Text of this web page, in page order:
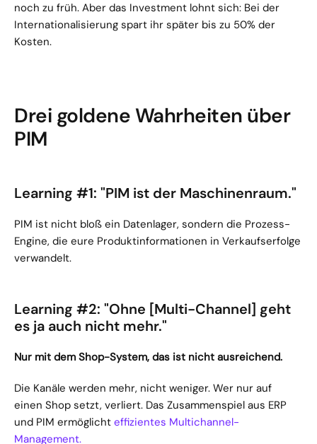
noch zu früh. Aber das Investment lohnt sich: Bei der
Internationalisierung spart ihr später bis zu 50% der
Kosten.
Drei goldene Wahrheiten über
PIM
Learning #1: "PIM ist der Maschinenraum."
PIM ist nicht bloß ein Datenlager, sondern die Prozess-
Engine, die eure Produktinformationen in Verkaufserfolge
verwandelt.
Learning #2: "Ohne [Multi-Channel] geht
es ja auch nicht mehr."
Nur mit dem Shop-System, das ist nicht ausreichend.
Die Kanäle werden mehr, nicht weniger. Wer nur auf
einen Shop setzt, verliert. Das Zusammenspiel aus ERP
und PIM ermöglicht effizientes Multichannel-
Management.